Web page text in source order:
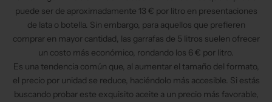
puede ser de aproximadamente 13 € por litro en presentaciones
de lata o botella. Sin embargo, para aquellos que prefieren
comprar en mayor cantidad, las garrafas de 5 litros suelen ofrecer
un costo más económico, rondando los 6 € por litro.
Es una tendencia común que, al aumentar el tamaño del formato,
el precio por unidad se reduce, haciéndolo más accesible. Si estás
buscando probar este exquisito aceite a un precio más favorable,